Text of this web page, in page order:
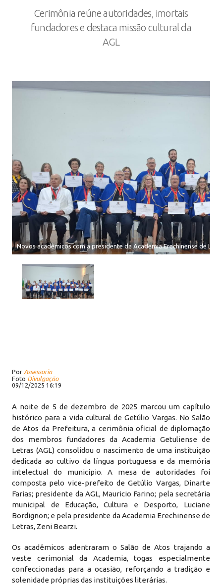
Cerimônia reúne autoridades, imortais
fundadores e destaca missão cultural da
AGL
Novos acadêmicos com a presidente da Academia Erechinense de
Por Assessoria
Foto Divulgação
09/12/2025 16:19
A noite de 5 de dezembro de 2025 marcou um capítulo
histórico para a vida cultural de Getúlio Vargas. No Salão
de Atos da Prefeitura, a cerimônia oficial de diplomação
dos membros fundadores da Academia Getuliense de
Letras (AGL) consolidou o nascimento de uma instituição
dedicada ao cultivo da língua portuguesa e da memória
intelectual do município. A mesa de autoridades foi
composta pelo vice-prefeito de Getúlio Vargas, Dinarte
Farias; presidente da AGL, Mauricio Farino; pela secretária
municipal de Educação, Cultura e Desporto, Luciane
Bordignon; e pela presidente da Academia Erechinense de
Letras, Zeni Bearzi.
Os acadêmicos adentraram o Salão de Atos trajando a
veste cerimonial da Academia, togas especialmente
confeccionadas para a ocasião, reforçando a tradição e
solenidade próprias das instituições literárias.